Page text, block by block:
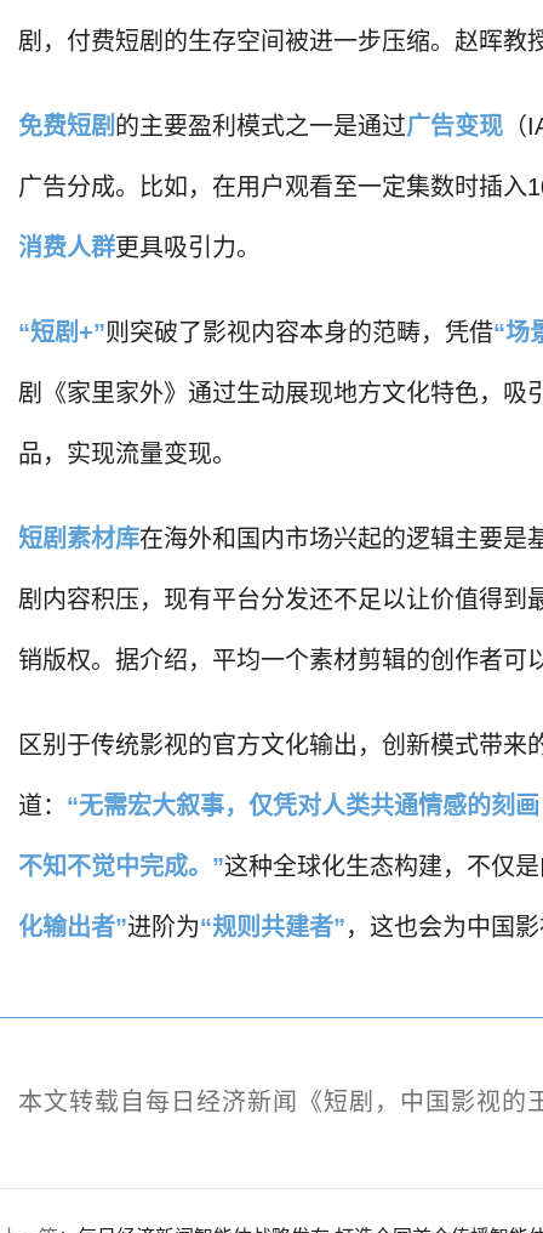
剧，付费短剧的生存空间被进一步压缩。赵晖教
免费短剧 的主要盈利模式之一是通过广告变现
广告分成。比如，在用户观看至一定集数时插
消费人群更具吸引力。
“短剧+”则突破了影视内容本身的范畴，凭借“场
剧《家里家外》通过生动展现地方文化特色，
品，实现流量变现。
短剧素材库在海外和国内市场兴起的逻辑主要是
剧内容积压，现有平台分发还不足以让价值得到
销版权。据介绍，平均一个素材剪辑的创作者可
区别于传统影视的官方文化输出，创新模式带
道： “无需宏大叙事，仅凭对人类共通情感的刻
不知不觉中完成。”这种全球化生态构建，不仅
化输出者”进阶为“规则共建者”，这也会为中国
本文转载自每日经济新闻《短剧，中国影视